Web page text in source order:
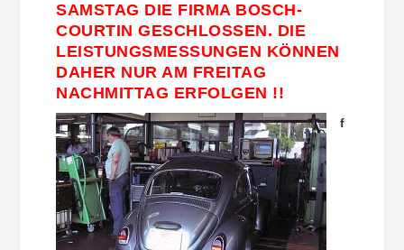
SAMSTAG DIE FIRMA BOSCH-
COURTIN GESCHLOSSEN. DIE
LEISTUNGSMESSUNGEN KÖNNEN
DAHER NUR AM FREITAG
NACHMITTAG ERFOLGEN !!
f